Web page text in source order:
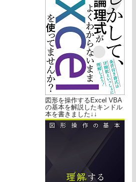
図形を操作するExcel VBA
の基本を解説したキンドル
本を書きました↓↓